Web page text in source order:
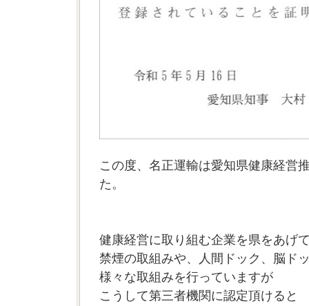
この度、名正運輸は愛知県健康経営
た。
健康経営に取り組む企業を県をあげ
禁煙の取組みや、人間ドック、脳ド
様々な取組みを行っていますが
こうして第三者機関に認定頂けると